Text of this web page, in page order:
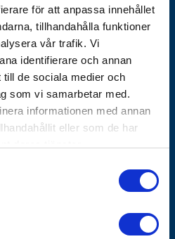
för att anpassa innehållet
tillhandahålla funktioner
vår trafik. Vi
identifierare och annan
till de sociala medier och
som vi samarbetar med.
informationen med annan
eller som de har